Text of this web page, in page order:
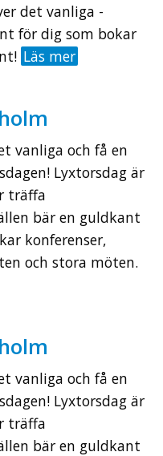
det vanliga -
för dig som bokar
Läs mer
vanliga och få en
Lyxtorsdag är
träffa
bär en guldkant
konferenser,
och stora möten.
vanliga och få en
Lyxtorsdag är
träffa
bär en guldkant